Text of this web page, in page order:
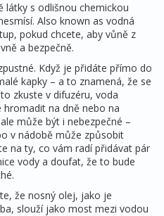
látky s odlišnou chemickou
. Also known as vodná
pokud chcete, aby vůně z
a bezpečně.
Když je přidáte přímo do
kapky – a to znamená, že se
zkuste v difuzéru, voda
na dně nebo na
může být i nebezpečné –
v nádobě může způsobit
na ty, co vám radí přidávat pár
vody a doufat, že to bude
že nosný olej, jako je
slouží jako most mezi vodou